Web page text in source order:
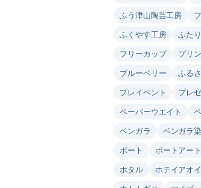
ふう津山陶芸工房
ふくやす工房
ふた
フリーカップ
プリ
ブルーベリー
ふる
プレイベント
プレ
ペーパーウエイト
ベンガラ
ベンガラ
ポート
ポートアー
ホタル
ホテイアオイ